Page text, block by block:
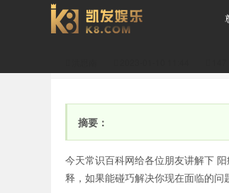
阳痿怎么治疗？(阳萎症
摘要：
今天常识百科网给各位朋友讲解下
释，如果能碰巧解决你现在面临的问